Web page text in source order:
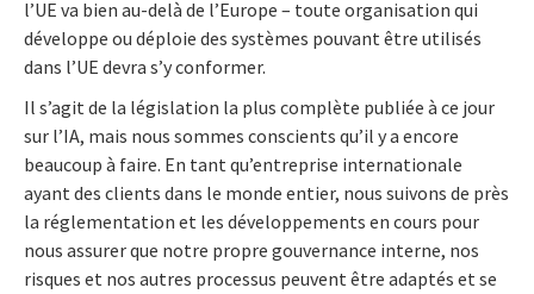
l’UE va bien au-delà de l’Europe – toute organisation qui
développe ou déploie des systèmes pouvant être utilisés
dans l’UE devra s’y conformer.
Il s’agit de la législation la plus complète publiée à ce jour
sur l’IA, mais nous sommes conscients qu’il y a encore
beaucoup à faire. En tant qu’entreprise internationale
ayant des clients dans le monde entier, nous suivons de près
la réglementation et les développements en cours pour
nous assurer que notre propre gouvernance interne, nos
risques et nos autres processus peuvent être adaptés et se